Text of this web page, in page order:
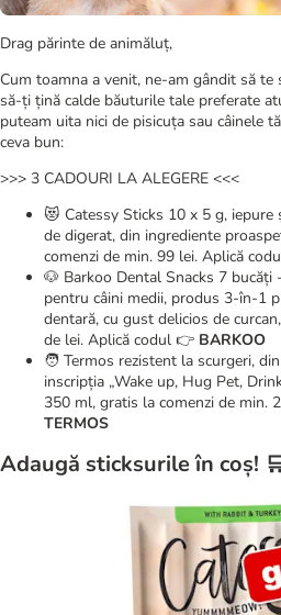
Drag părinte de animăluț,
Cum toamna a venit, ne-am gândit să
să-ți țină calde băuturile tale preferate
puteam uita nici de pisicuța sau câinele
ceva bun:
>>> 3 CADOURI LA ALEGERE <<<
😻 Catessy Sticks 10 x 5 g, iepure
de digerat, din ingrediente
comenzi de min. 99 lei. Aplică
🐶 Barkoo Dental Snacks 7 bucăți
pentru câini medii, produs 3-în-1
dentară, cu gust delicios de
de lei. Aplică codul 👉 BARKOO
🧑 Termos rezistent la scurgeri,
inscripția „Wake up, Hug Pet,
350 ml, gratis la comenzi de min.
TERMOS
Adaugă sticksurile în coș!